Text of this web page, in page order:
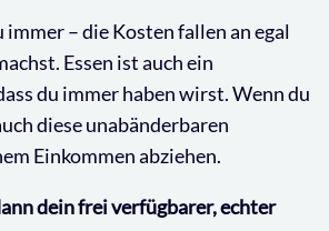
– die Kosten fallen an egal
Essen ist auch ein
du immer haben wirst. Wenn du
diese unabänderbaren
Einkommen abziehen.
dein frei verfügbarer, echter